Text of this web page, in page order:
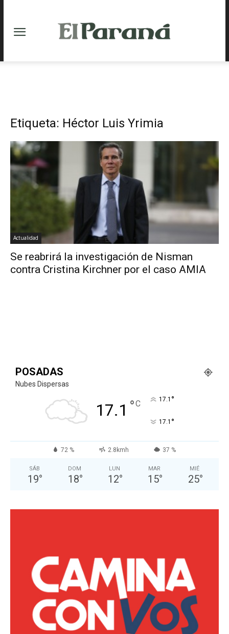
Etiqueta: Héctor Luis Yrimia
Actualidad
Se reabrirá la investigación de Nisman
contra Cristina Kirchner por el caso AMIA
POSADAS
Nubes Dispersas
17.1 °C 17.1 °
17.1 °
72 % 2.8kmh 37 %
SÁB
19°
DOM
18°
LUN
12°
MAR
15°
MIÉ
25°